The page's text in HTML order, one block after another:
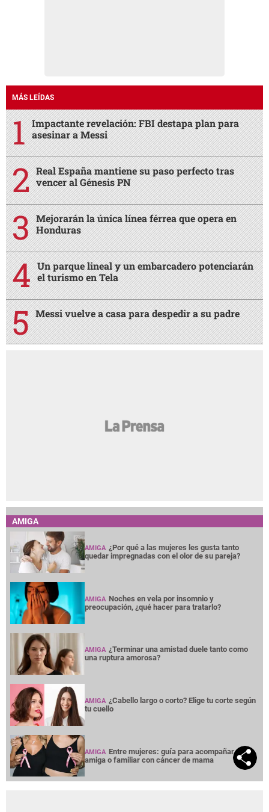
MÁS LEÍDAS
Impactante revelación: FBI destapa plan para
asesinar a Messi
Real España mantiene su paso perfecto tras
vencer al Génesis PN
Mejorarán la única línea férrea que opera en
Honduras
Un parque lineal y un embarcadero potenciarán
el turismo en Tela
Messi vuelve a casa para despedir a su padre
AMIGA
AMIGA ¿Por qué a las mujeres les gusta tanto
quedar impregnadas con el olor de su pareja?
AMIGA Noches en vela por insomnio y
preocupación, ¿qué hacer para tratarlo?
AMIGA ¿Terminar una amistad duele tanto como
una ruptura amorosa?
AMIGA ¿Cabello largo o corto? Elige tu corte según
tu cuello
AMIGA Entre mujeres: guía para acompañar a su
amiga o familiar con cáncer de mama